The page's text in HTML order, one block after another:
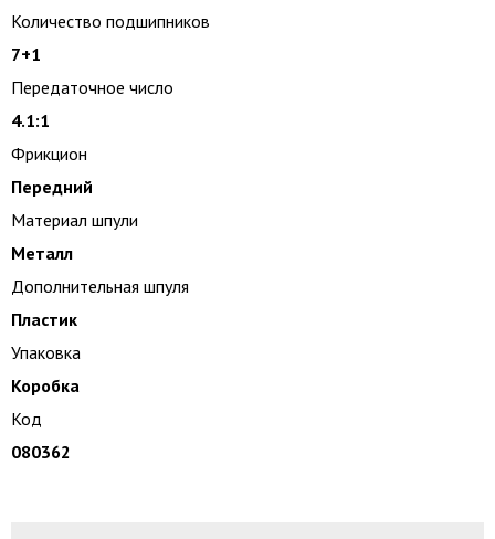
Количество подшипников
7+1
Передаточное число
4.1:1
Фрикцион
Передний
Материал шпули
Металл
Дополнительная шпуля
Пластик
Упаковка
Коробка
Код
080362